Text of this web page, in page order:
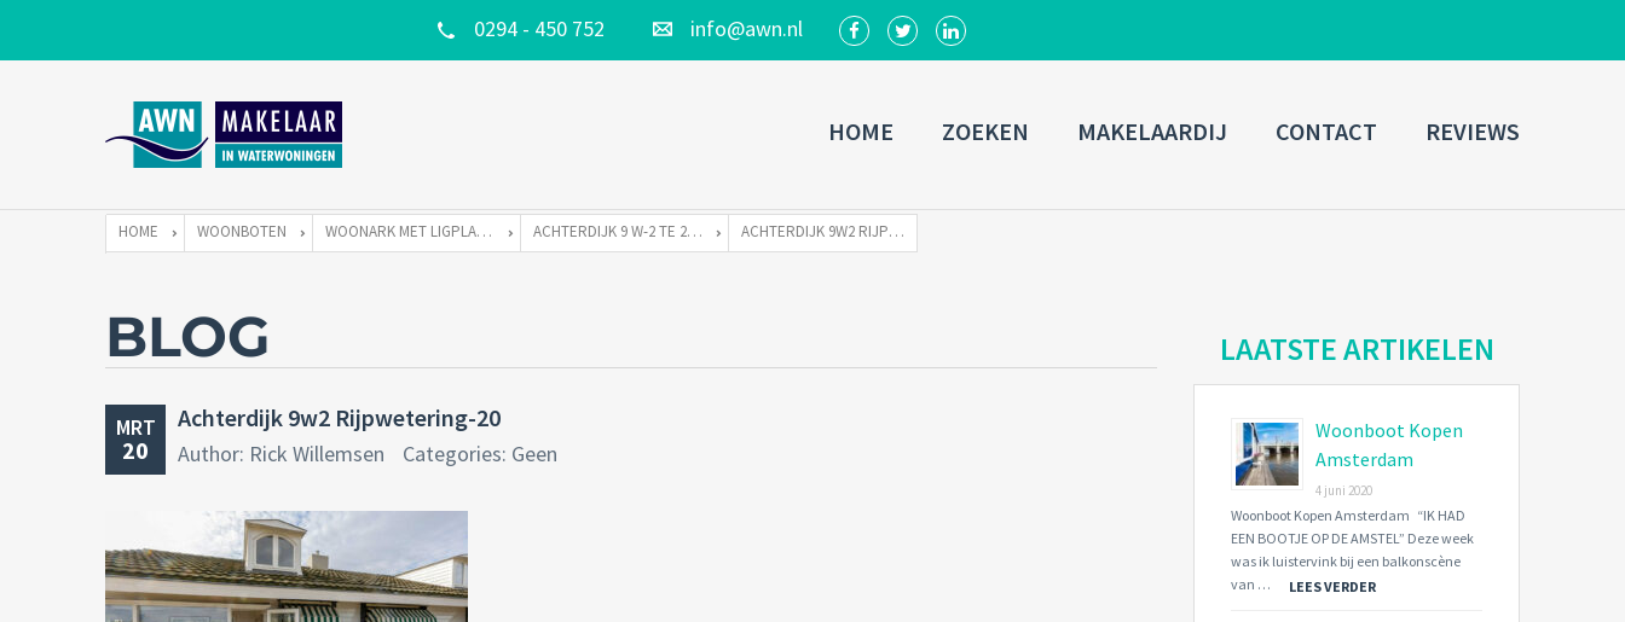
0294 - 450 752 info@awn.nl
Username
Connect with:
Forgot
password? SIGN IN
Remember me
HOME ZOEKEN MAKELAARDIJ CONTACT REVIEWS
HOME WOONBOTEN WOONARK MET LIGPLAATS ACHTERDIJK 9 W-2 TE 2375 XJ RIJPWETERING ACHTERDIJK 9W2 RIJPWETERING-20
BLOG
MRT
20
Achterdijk 9w2 Rijpwetering-20
Author: Rick Willemsen Categories: Geen
LAATSTE ARTIKELEN
Woonboot Kopen
Amsterdam
4 juni 2020
Woonboot Kopen Amsterdam “IK HAD
EEN BOOTJE OP DE AMSTEL” Deze week
was ik luistervink bij een balkonscène
van …
LEES VERDER